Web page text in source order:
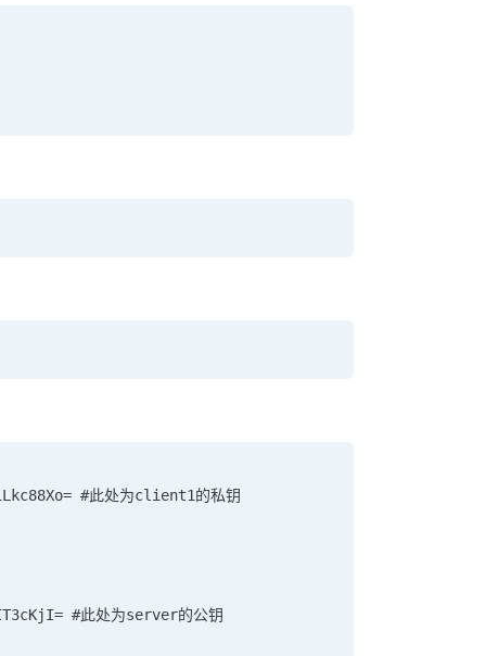
#此处为client1的私钥
#此处为server的公钥